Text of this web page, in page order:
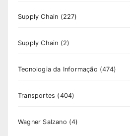
Supply Chain (227)
Supply Chain (2)
Tecnologia da Informação (474)
Transportes (404)
Wagner Salzano (4)